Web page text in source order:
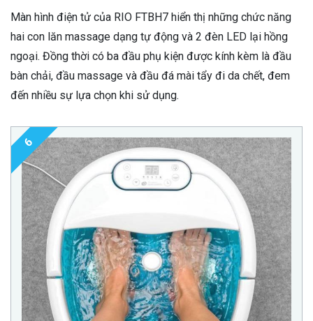
Màn hình điện tử của RIO FTBH7 hiển thị những chức năng
hai con lăn massage dạng tự động và 2 đèn LED lại hồng
ngoại. Đồng thời có ba đầu phụ kiện được kính kèm là đầu
bàn chải, đầu massage và đầu đá mài tẩy đi da chết, đem
đến nhiều sự lựa chọn khi sử dụng.
6